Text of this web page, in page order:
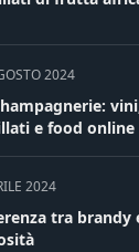
2024
e food online
2024
tra brandy